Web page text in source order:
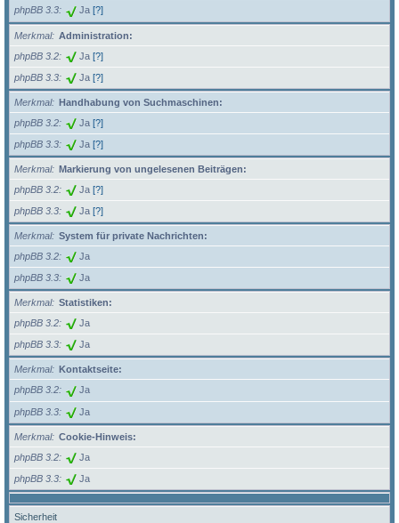
phpBB 3.3 Ja [?]
Merkmal
Administration:
phpBB 3.2
Ja [?]
phpBB 3.3 Ja [?]
Merkmal
Handhabung von Suchmaschinen:
phpBB 3.2
Ja [?]
phpBB 3.3 Ja [?]
Merkmal
Markierung von ungelesenen Beiträgen:
phpBB 3.2
Ja [?]
phpBB 3.3 Ja [?]
Merkmal
System für private Nachrichten:
phpBB 3.2
Ja
phpBB 3.3 Ja
Merkmal
Statistiken:
phpBB 3.2
Ja
phpBB 3.3 Ja
Merkmal
Kontaktseite:
phpBB 3.2
Ja
phpBB 3.3 Ja
Merkmal
Cookie-Hinweis:
phpBB 3.2
Ja
phpBB 3.3 Ja
Sicherheit